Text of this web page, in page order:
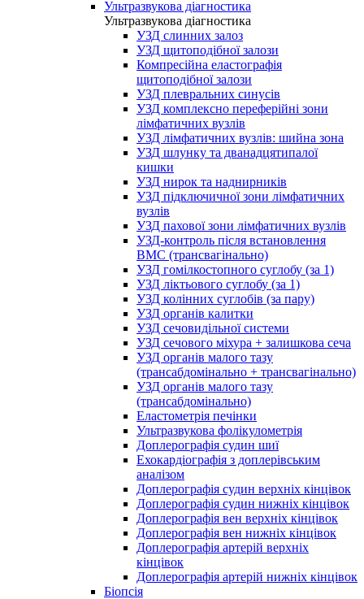
Ультразвукова діагностика
Ультразвукова діагностика
УЗД слинних залоз
УЗД щитоподібної залози
Компресійна еластографія
щитоподібної залози
УЗД плевральних синусів
УЗД комплексно переферійні зони
лімфатичних вузлів
УЗД лімфатичних вузлів: шийна зона
УЗД шлунку та дванадцятипалої
кишки
УЗД нирок та наднирників
УЗД підключичної зони лімфатичних
вузлів
УЗД пахової зони лімфатичних вузлів
УЗД-контроль після встановлення
ВМС (трансвагінально)
УЗД гомілкостопного суглобу (за 1)
УЗД ліктьового суглобу (за 1)
УЗД колінних суглобів (за пару)
УЗД органів калитки
УЗД сечовидільної системи
УЗД сечового міхура + залишкова сеча
УЗД органів малого тазу
(трансабдомінально + трансвагінально)
УЗД органів малого тазу
(трансабдомінально)
Еластометрія печінки
Ультразвукова фолікулометрія
Доплерографія судин шиї
Ехокардіографія з доплерівським
аналізом
Доплерографія судин верхніх кінцівок
Доплерографія судин нижніх кінцівок
Доплерографія вен верхніх кінцівок
Доплерографія вен нижніх кінцівок
Доплерографія артерій верхніх
кінцівок
Доплерографія артерій нижніх кінцівок
Біопсія